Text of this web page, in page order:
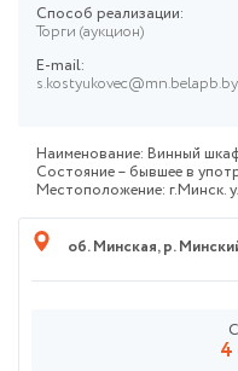
Способ реализации:
Торги (аукцион)
E-mail:
s.kostyukovec@mn.belapb.by
Наименование: Винный
Состояние – бывшее в
Местоположение: г.Минск.
об. Минская,р.
4